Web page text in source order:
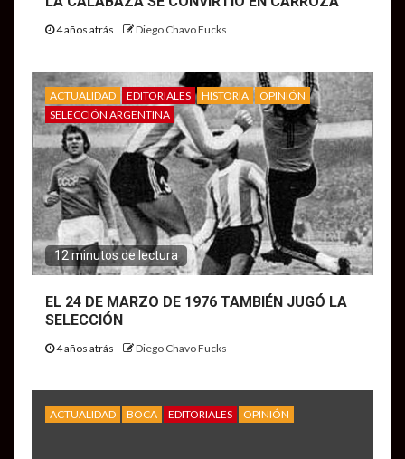
4 años atrás Diego Chavo Fucks
ACTUALIDAD EDITORIALES HISTORIA
OPINIÓN
SELECCIÓN ARGENTINA
12 minutos de lectura
EL 24 DE MARZO DE 1976 TAMBIÉN JUGÓ LA
SELECCIÓN
4 años atrás Diego Chavo Fucks
ACTUALIDAD BOCA EDITORIALES OPINIÓN